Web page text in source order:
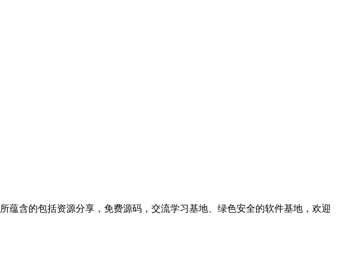
含的包括资源分享，免费源码，交流学习基地、绿色安全的软件基地，欢迎